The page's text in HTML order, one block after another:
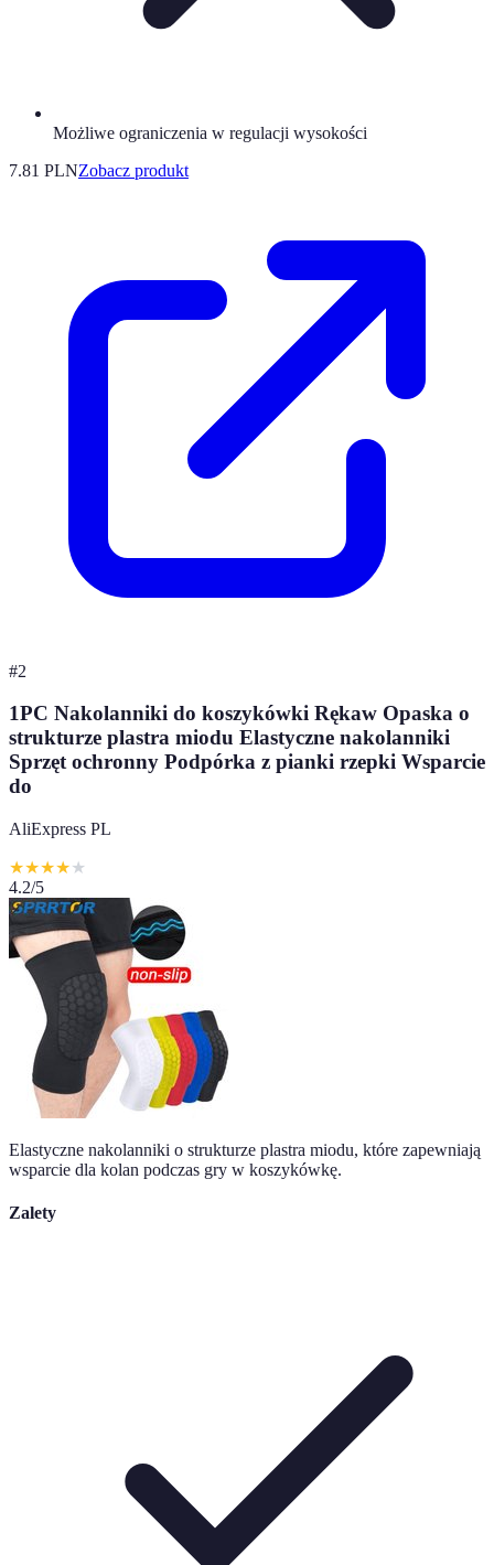
Możliwe ograniczenia w regulacji wysokości
7.81 PLNZobacz produkt
#2
1PC Nakolanniki do koszykówki Rękaw Opaska o
strukturze plastra miodu Elastyczne nakolanniki
Sprzęt ochronny Podpórka z pianki rzepki Wsparcie
do
AliExpress PL
★★★★★
4.2/5
Elastyczne nakolanniki o strukturze plastra miodu, które zapewniają
wsparcie dla kolan podczas gry w koszykówkę.
Zalety